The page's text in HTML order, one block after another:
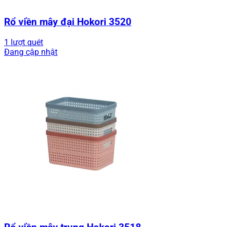
Rổ viền mây đại Hokori 3520
1 lượt quét
Đang cập nhật